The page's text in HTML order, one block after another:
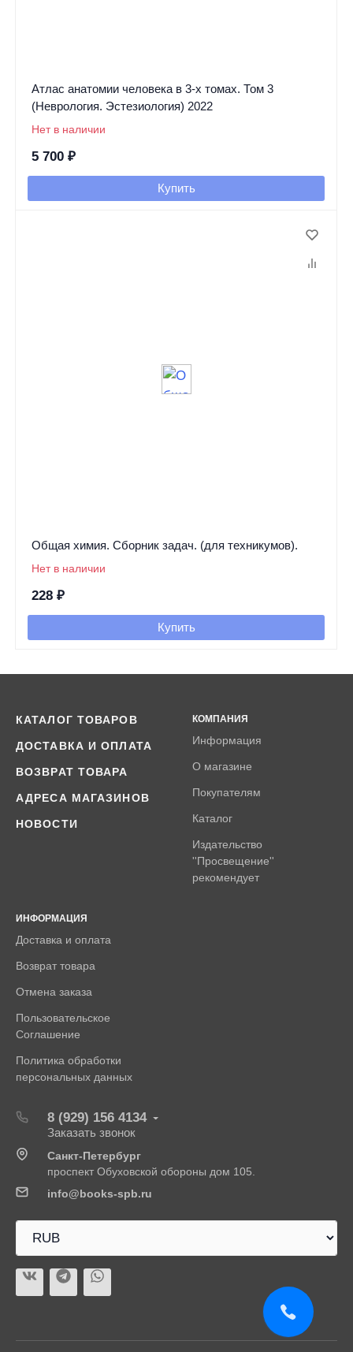
Атлас анатомии человека в 3-х томах. Том 3
(Неврология. Эстезиология) 2022
Нет в наличии
5 700 ₽
Купить
Общая химия. Сборник задач. (для техникумов).
Нет в наличии
228 ₽
Купить
КАТАЛОГ ТОВАРОВ
ДОСТАВКА И ОПЛАТА
ВОЗВРАТ ТОВАРА
АДРЕСА МАГАЗИНОВ
НОВОСТИ
КОМПАНИЯ
Информация
О магазине
Покупателям
Каталог
Издательство
''Просвещение''
рекомендует
ИНФОРМАЦИЯ
Доставка и оплата
Возврат товара
Отмена заказа
Пользовательское
Соглашение
Политика обработки
персональных данных
8 (929) 156 4134
Заказать звонок
Санкт-Петербург
проспект Обуховской обороны дом 105.
info@books-spb.ru